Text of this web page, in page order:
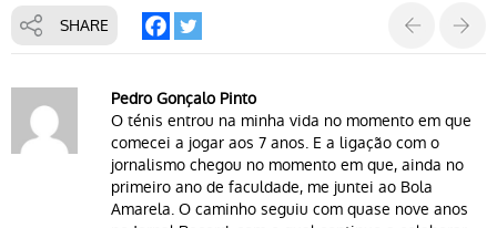
SHARE
Pedro Gonçalo Pinto
O ténis entrou na minha vida no momento em que
comecei a jogar aos 7 anos. E a ligação com o
jornalismo chegou no momento em que, ainda no
primeiro ano de faculdade, me juntei ao Bola
Amarela. O caminho seguiu com quase nove anos